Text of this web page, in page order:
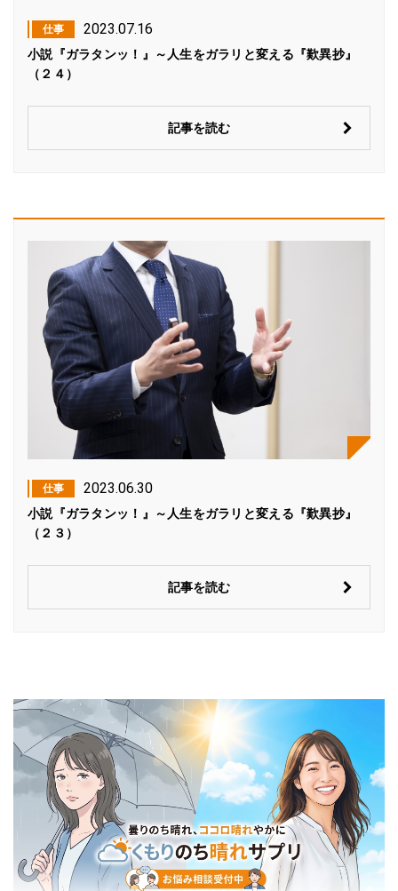
仕事 2023.07.16
小説『ガラタンッ！』～人生をガラリと変える『歎異抄』
（２４）
記事を読む
仕事 2023.06.30
小説『ガラタンッ！』～人生をガラリと変える『歎異抄』
（２３）
記事を読む